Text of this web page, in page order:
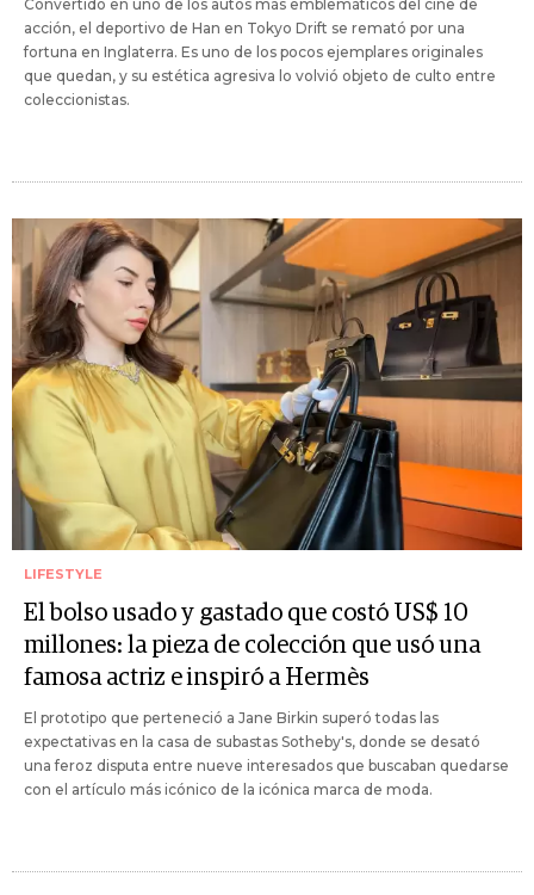
Convertido en uno de los autos más emblemáticos del cine de
acción, el deportivo de Han en Tokyo Drift se remató por una
fortuna en Inglaterra. Es uno de los pocos ejemplares originales
que quedan, y su estética agresiva lo volvió objeto de culto entre
coleccionistas.
LIFESTYLE
El bolso usado y gastado que costó US$ 10
millones: la pieza de colección que usó una
famosa actriz e inspiró a Hermès
El prototipo que perteneció a Jane Birkin superó todas las
expectativas en la casa de subastas Sotheby's, donde se desató
una feroz disputa entre nueve interesados que buscaban quedarse
con el artículo más icónico de la icónica marca de moda.